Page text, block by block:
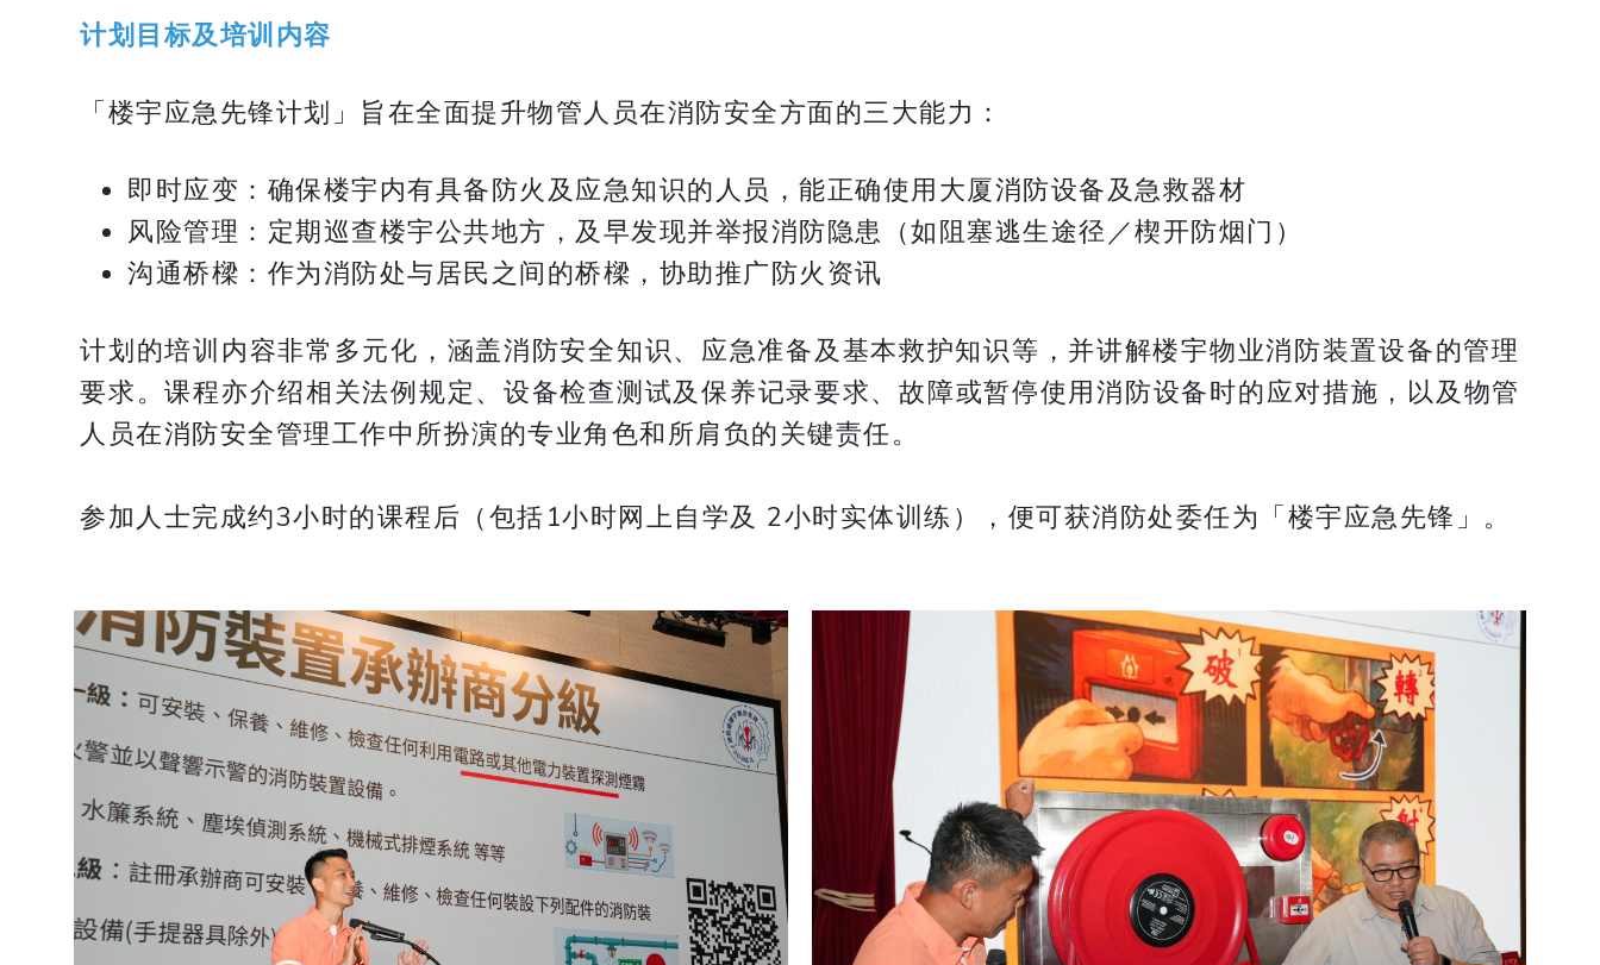
计划目标及培训内容
「楼宇应急先锋计划」旨在全面提升物管人员在消防安全方面的三大能力：
即时应变：确保楼宇内有具备防火及应急知识的人员，能正确使用大厦消防设备及急救器材
风险管理：定期巡查楼宇公共地方，及早发现并举报消防隐患（如阻塞逃生途径／楔开防烟门）
沟通桥樑：作为消防处与居民之间的桥樑，协助推广防火资讯
计划的培训内容非常多元化，涵盖消防安全知识、应急准备及基本救护知识等，并讲解楼宇物业消防装置设备的管理
要求。课程亦介绍相关法例规定、设备检查测试及保养记录要求、故障或暂停使用消防设备时的应对措施，以及物管
人员在消防安全管理工作中所扮演的专业角色和所肩负的关键责任。
参加人士完成约3小时的课程后（包括1小时网上自学及 2小时实体训练），便可获消防处委任为「楼宇应急先锋」。